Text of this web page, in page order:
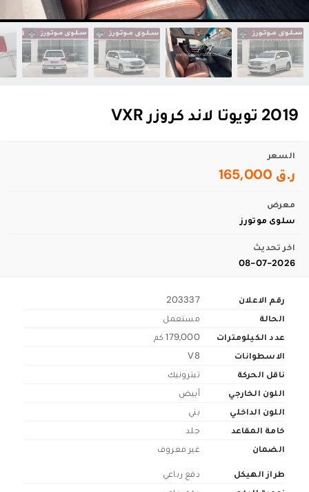
2019 تويوتا لاند كروزر VXR
السعر
ر.ق 165,000
معرض
سلوى موتورز
اخر تحديث
08-07-2026
رقم الاعلان
203337
الحالة
مستعمل
عدد الكيلومترات
179,000 كم
الاسطوانات
V8
ناقل الحركة
تبترونيك
اللون الخارجي
أبيض
اللون الداخلي
بني
خامة المقاعد
جلد
الضمان
غير معروف
طراز الهيكل
دفع رباعي